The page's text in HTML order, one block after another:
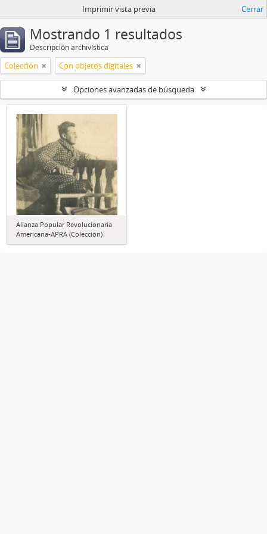
Imprimir vista previa Cerrar
Mostrando 1 resultados
Descripción archivística
Colección Con objetos digitales
Opciones avanzadas de búsqueda
Alianza Popular Revolucionaria
Americana-APRA (Colección)